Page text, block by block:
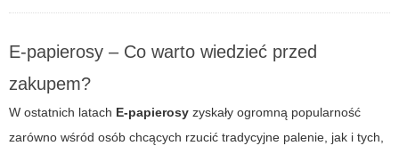
E-papierosy – Co warto wiedzieć przed
zakupem?
W ostatnich latach E-papierosy zyskały ogromną popularność
zarówno wśród osób chcących rzucić tradycyjne palenie, jak i tych,